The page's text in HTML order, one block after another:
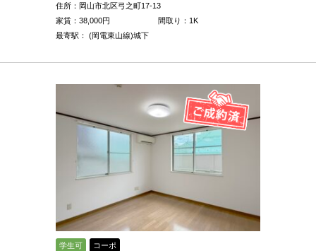
住所：岡山市北区弓之町17-13
家賃： 38,000円
間取り：1K
最寄駅： (岡電東山線)城下
学生可 コーポ